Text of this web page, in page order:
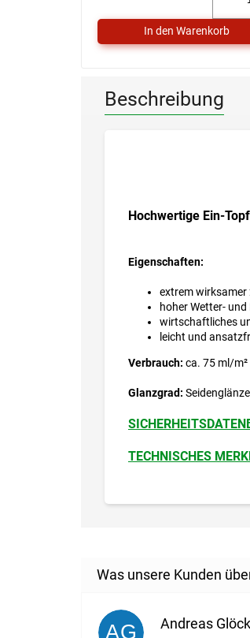
Beschreibung
Hochwertige Ein-
Eigenschaften:
extrem wirksamer
hoher Wetter-
wirtschaftliches
leicht und
Verbrauch: ca. 75 ml/
Glanzgrad:
TECHNISCHES
AG Andreas